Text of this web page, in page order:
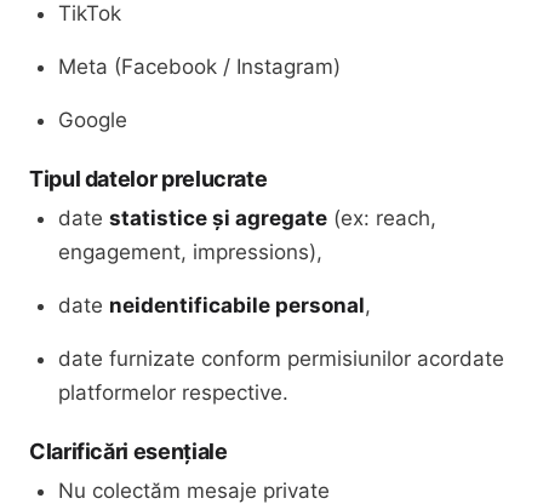
TikTok
Meta (Facebook / Instagram)
Google
Tipul datelor prelucrate
date statistice și agregate (ex: reach,
engagement, impressions),
date neidentificabile personal,
date furnizate conform permisiunilor acordate
platformelor respective.
Clarificări esențiale
Nu colectăm mesaje private